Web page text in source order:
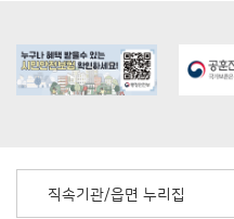
직속기관/읍면 누리집